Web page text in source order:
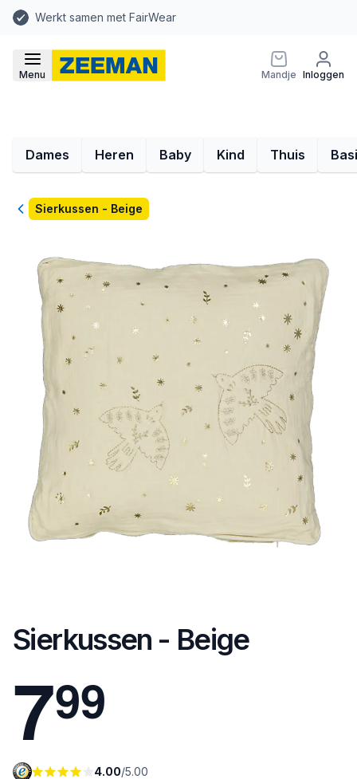
Werkt samen met FairWear
Menu Mandje Inloggen
Dames Heren Baby Kind Thuis
TerugSierkussen - Beige
Sierkussen - Beige
799
4.00/5.00